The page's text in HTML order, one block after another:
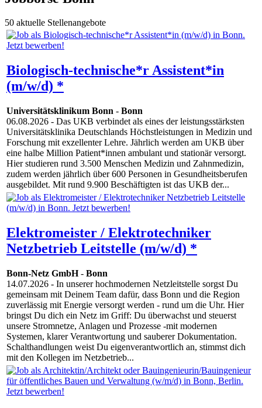
50 aktuelle Stellenangebote
Biologisch-technische*r Assistent*in
(m/w/d) *
Universitätsklinikum Bonn - Bonn
06.08.2026 - Das UKB verbindet als eines der leistungsstärksten
Universitätsklinika Deutschlands Höchstleistungen in Medizin und
Forschung mit exzellenter Lehre. Jährlich werden am UKB über
eine halbe Million Patient*innen ambulant und stationär versorgt.
Hier studieren rund 3.500 Menschen Medizin und Zahnmedizin,
zudem werden jährlich über 600 Personen in Gesundheitsberufen
ausgebildet. Mit rund 9.900 Beschäftigten ist das UKB der...
Elektromeister / Elektrotechniker
Netzbetrieb Leitstelle (m/w/d) *
Bonn-Netz GmbH- Bonn
14.07.2026 - In unserer hochmodernen Netzleitstelle sorgst Du
gemeinsam mit Deinem Team dafür, dass Bonn und die Region
zuverlässig mit Energie versorgt werden - rund um die Uhr. Hier
bringst Du dich ein Netz im Griff: Du überwachst und steuerst
unsere Stromnetze, Anlagen und Prozesse -mit modernen
Systemen, klarer Verantwortung und sauberer Dokumentation.
Schalthandlungen weist Du eigenverantwortlich an, stimmst dich
mit den Kollegen im Netzbetrieb...